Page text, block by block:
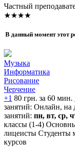
Частный
★★★★
В данный момент этот
Музыка
Информатика
Рисование
Черчение
+1 80 грн. за 60 мин.
занятий: Онлайн, на
занятий: пн, вт, ср,
классы (1-4)
лицеисты Студенты
курсов